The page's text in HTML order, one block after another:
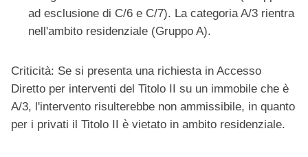
ad esclusione di C/6 e C/7). La categoria A/3 rientra
nell'ambito residenziale (Gruppo A).
Criticità: Se si presenta una richiesta in Accesso
Diretto per interventi del Titolo II su un immobile che è
A/3, l'intervento risulterebbe non ammissibile, in quanto
per i privati il Titolo II è vietato in ambito residenziale.